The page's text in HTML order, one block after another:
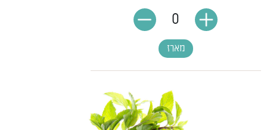
מארז
0